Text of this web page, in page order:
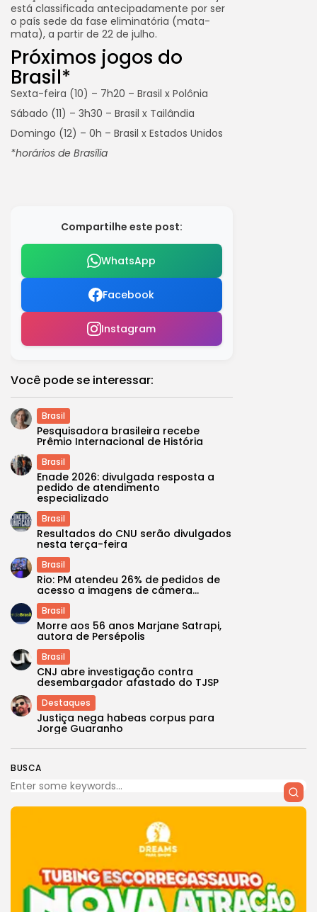
BUSCA
está classificada antecipadamente por ser
o país sede da fase eliminatória (mata-
mata), a partir de 22 de julho.
Próximos jogos do
Brasil*
Sexta-feira (10) – 7h20 – Brasil x Polônia
Sábado (11) – 3h30 – Brasil x Tailândia
Domingo (12) – 0h – Brasil x Estados Unidos
*horários de Brasília
Compartilhe este post:
WhatsApp
Facebook
Instagram
Você pode se interessar:
Brasil
Pesquisadora brasileira recebe
Prêmio Internacional de História
Brasil
Enade 2026: divulgada resposta a
pedido de atendimento
especializado
Brasil
Resultados do CNU serão divulgados
nesta terça-feira
Brasil
Rio: PM atendeu 26% de pedidos de
acesso a imagens de câmera...
Brasil
Morre aos 56 anos Marjane Satrapi,
autora de Persépolis
Brasil
CNJ abre investigação contra
desembargador afastado do TJSP
Destaques
Justiça nega habeas corpus para
Jorge Guaranho